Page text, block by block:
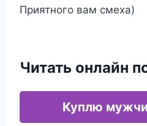
Приятного вам смеха)
Читать онлайн
Куплю